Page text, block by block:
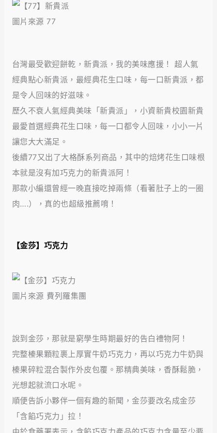
圖片來源 77
台灣最受歡迎餅乾，新貴派，我的美味應援！ 超人氣
經典點心新貴派，最經典花生口味，每一口新貴派，都
是令人回味的好滋味。
歷久不衰人氣經典美味「新貴派」，小資新貴校園新貴
最愛首選經典花生口味，每一口都令人回味，小小一片
讓您大大滿足。
後續77又出了大格酥系列商品，其中的焙烤花生口味根
本就是沒有加巧克力的新貴派阿！
那款小編還曾經一晚直接吃掉兩條（看著肚子上的一圈
肉….），真的也超級推薦唷！
【金莎】巧克力
圖片來源 費列羅集團
說到金莎，那就是窮學生時期最好的告白禮物阿！
完整榛果顆粒裹上厚實牛奶巧克力，再以巧克力牛奶與
榛果碎粒混合製作外皮包覆。那精典美味，香酥鬆脆，
光想起就流口水呢。
順便告訴小夥伴一個有趣的新聞，金莎要改名成金莎
「含餡巧克力」拉！